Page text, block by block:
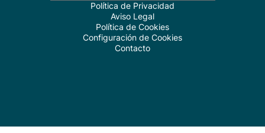
Política de Privacidad
Aviso Legal
Política de Cookies
Configuración de Cookies
Contacto